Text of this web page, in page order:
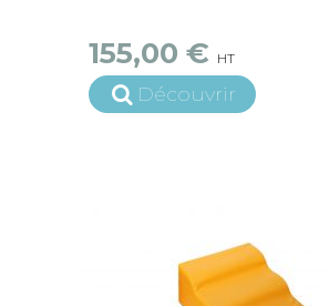
155,00 € HT
Découvrir